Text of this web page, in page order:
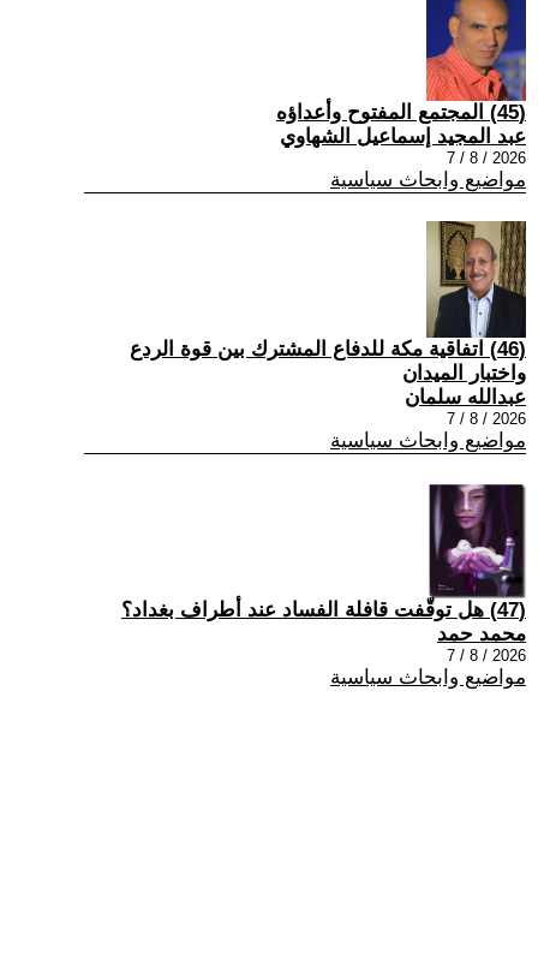
(45) المجتمع المفتوح وأعداؤه
عبد المجيد إسماعيل الشهاوي
2026 / 8 / 7
مواضيع وابحاث سياسية
(46) اتفاقية مكة للدفاع المشترك بين قوة الردع
واختبار الميدان
عبدالله سلمان
2026 / 8 / 7
مواضيع وابحاث سياسية
(47) هل توقّفت قافلة الفساد عند أطراف بغداد؟
محمد حمد
2026 / 8 / 7
مواضيع وابحاث سياسية